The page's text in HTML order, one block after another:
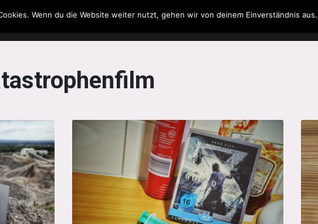
Filme & Serien Musik Spielzeug Literatur
Wenn du die Website weiter nutzt, gehen wir von deinem Einverständnis aus.